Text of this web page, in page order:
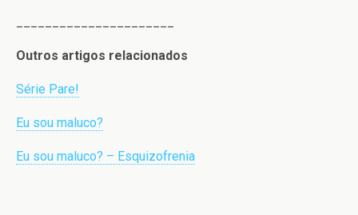
Outros artigos relacionados
Série Pare!
Eu sou maluco?
Eu sou maluco? – Esquizofrenia